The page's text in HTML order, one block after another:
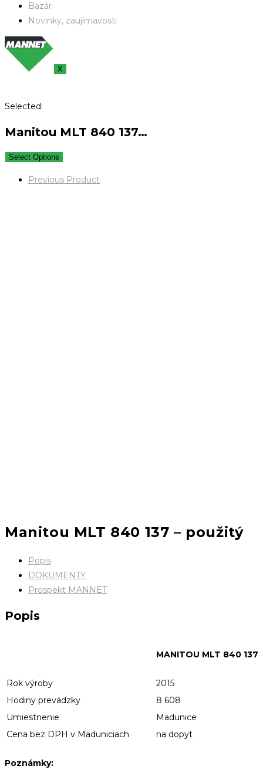
Bazár
Novinky, zaujímavosti
X
Selected:
Manitou MLT 840 137…
Select Options
Previous Product
Manitou MLT 840 137 – použitý
Popis
DOKUMENTY
Prospekt MANNET
Popis
MANITOU MLT 840 137
Rok výroby
2015
Hodiny prevádzky
8 608
Umiestnenie
Madunice
Cena bez DPH v Maduniciach
na dopyt
Poznámky: